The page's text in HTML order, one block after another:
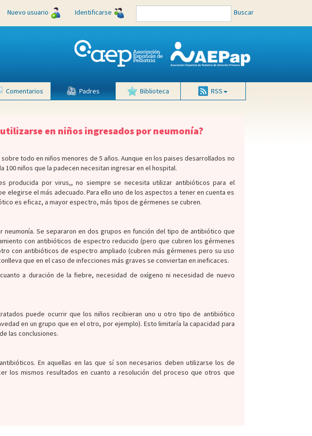
Nuevo usuario Identificarse Buscar
Comentarios Padres Biblioteca RSS
en niños ingresados por neumonía?
todo en niños menores de 5 años. Aunque en los paises desarrollados no
100 niños que la padecen necesitan ingresar en el hospital.
producida por virus,, no siempre se necesita utilizar antibióticos para el
elegirse el más adecuado. Para ello uno de los aspectos a tener en cuenta es
es eficaz, a mayor espectro, más tipos de gérmenes se cubren.
Se separaron en dos grupos en función del tipo de antibiótico que
con antibióticos de espectro reducido (pero que cubren los gérmenes
con antibióticos de espectro ampliado (cubren más gérmenes pero su uso
que en el caso de infecciones más graves se conviertan en ineficaces.
a duración de la fiebre, necesidad de oxígeno ni necesidad de nuevo
puede ocurrir que los niños recibieran uno u otro tipo de antibiótico
en un grupo que en el otro, por ejemplo). Esto limitaría la capacidad para
las conclusiones.
En aquellas en las que sí son necesarios deben utilizarse los de
los mismos resultados en cuanto a resolución del proceso que otros que